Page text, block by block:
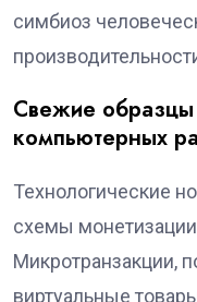
симбиоз
Свежие образцы
компьютерных
Технологические
схемы монетизации
Микротранзакции,
виртуальные